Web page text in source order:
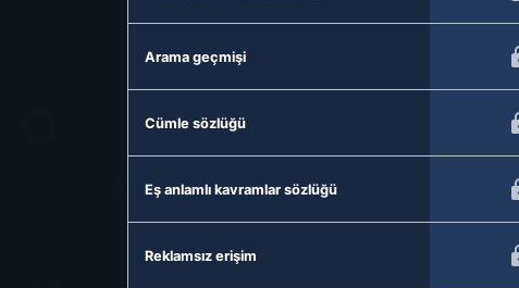
Arama geçmişi
Cümle sözlüğü
Eş anlamlı kavramlar sözlüğü
Reklamsız erişim